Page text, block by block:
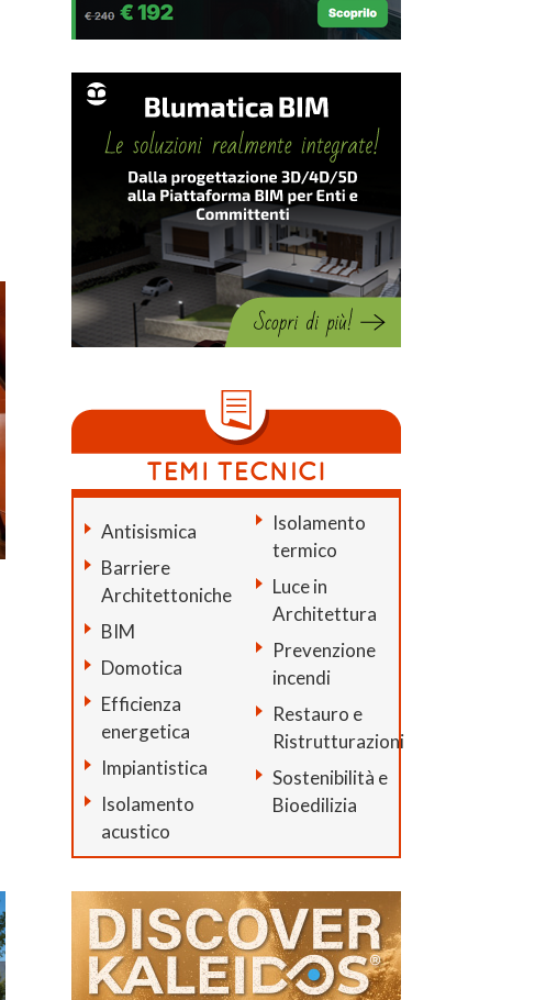
Antisismica
Barriere
Architettoniche
BIM
Domotica
Efficienza
energetica
Impiantistica
Isolamento
acustico
Isolamento
termico
Luce in
Architettura
Prevenzione
incendi
Restauro e
Ristrutturazioni
Sostenibilità e
Bioedilizia